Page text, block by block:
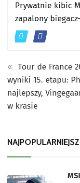
Prywatnie kibic
zapalony
Tour de France
wyniki 15. etapu:
najlepszy,
w krasie